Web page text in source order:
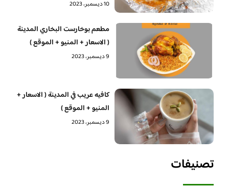
10 ديسمبر، 2023
مطعم بوخارست البخاري المدينة
( الاسعار + المنيو + الموقع )
9 ديسمبر، 2023
كافيه عريب في المدينة ( الاسعار +
المنيو + الموقع )
9 ديسمبر، 2023
تصنيفات